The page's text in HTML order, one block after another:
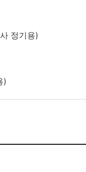
정기용)
)